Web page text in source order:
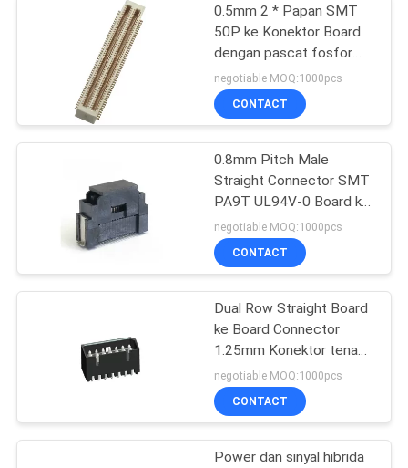
0.5mm 2 * Papan SMT
50P ke Konektor Board
dengan pascat fosfor
PA9T Bronze Gold Flash
negotiable MOQ:1000pcs
CONTACT
0.8mm Pitch Male
Straight Connector SMT
PA9T UL94V-0 Board ke
Board D Type
negotiable MOQ:1000pcs
CONTACT
Dual Row Straight Board
ke Board Connector
1.25mm Konektor tenaga
pria
negotiable MOQ:1000pcs
CONTACT
Power dan sinyal hibrida